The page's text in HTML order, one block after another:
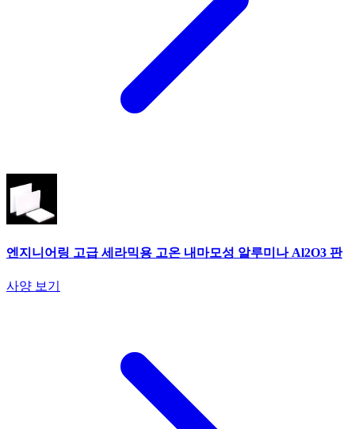
엔지니어링 고급 세라믹용 고온 내마모성 알루미나 Al2O3 판
사양 보기